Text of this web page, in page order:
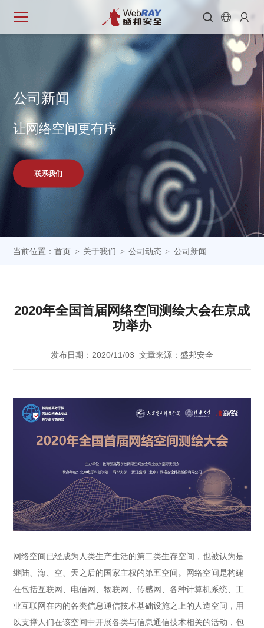
  
公司新闻
让网络空间更有序
联系我们
当前位置：首页 > 关于我们 > 公司动态 > 公司新闻
2020年全国首届网络空间测绘大会在京成
功举办
发布日期：2020/11/03 文章来源：盛邦安全
网络空间已经成为人类生产生活的第二类生存空间，也被认为是
继陆、海、空、天之后的国家主权的第五空间。网络空间是构建
在包括互联网、电信网、物联网、传感网、各种计算机系统、工
业互联网在内的各类信息通信技术基础设施之上的人造空间，用
以支撑人们在该空间中开展各类与信息通信技术相关的活动，包